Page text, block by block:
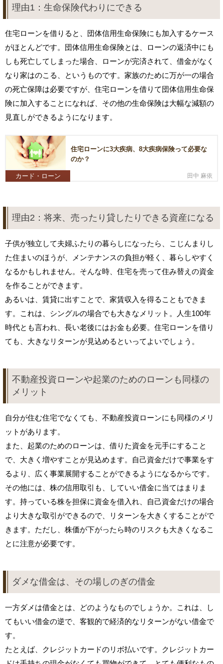
理由1：生命保険代わりにできる
住宅ローンを借りると、団体信用生命保険にも加入するケース
がほとんどです。団体信用生命保険とは、ローンの返済中にも
しも死亡してしまった場合、ローンが完済されて、借金がなく
なり家はのこる、というものです。家族のために万が一の場合
の死亡保障は必要ですが、住宅ローンを借りて団体信用生命保
険に加入することになれば、その他の生命保険は大幅な減額の
見直しができるようになります。
住宅ローンに3大疾病、8大疾病保険って必要な
のか？
カード・ローン 田中 麻依
理由2：将来、売ったり貸したりできる資産になる
子供が独立して夫婦ふたりの暮らしになったら、こじんまりし
た住まいのほうが、メンテナンスの負担が軽く、暮らしやすく
なるかもしれません。そんな時、住宅を売って住み替えの資金
を作ることができます。
あるいは、賃貸に出すことで、家賃収入を得ることもできま
す。これは、シングルの場合でも大きなメリット。人生100年
時代とも言われ、長い老後にはお金も必要。住宅ローンを借り
ても、大きなリターンが見込めるといってよいでしょう。
不動産投資ローンや起業のためのローンも同様の
メリット
自分が住む住宅でなくても、不動産投資ローンにも同様のメリ
ットがあります。
また、起業のためのローンは、借りた資金を元手にすること
で、大きく増やすことが見込めます。自己資金だけで事業をす
るより、広く事業展開することができるようになるからです。
その他には、株の信用取引も、していい借金に当てはまりま
す。持っている株を担保に資金を借入れ、自己資金だけの場合
より大きな取引ができるので、リターンを大きくすることがで
きます。ただし、株価が下がったら時のリスクも大きくなるこ
とに注意が必要です。
ダメな借金は、その場しのぎの借金
一方ダメは借金とは、どのようなものでしょうか。これは、し
てもいい借金の逆で、客観的で経済的なリターンがない借金で
す。
たとえば、クレジットカードのリボ払いです。クレジットカー